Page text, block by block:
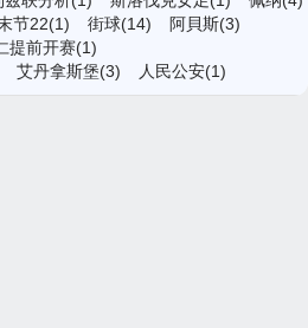
节22(1)
街球(14)
阿貝斯(3)
提前开赛(1)
艾丹拿斯堡(3) 人民公安(1)